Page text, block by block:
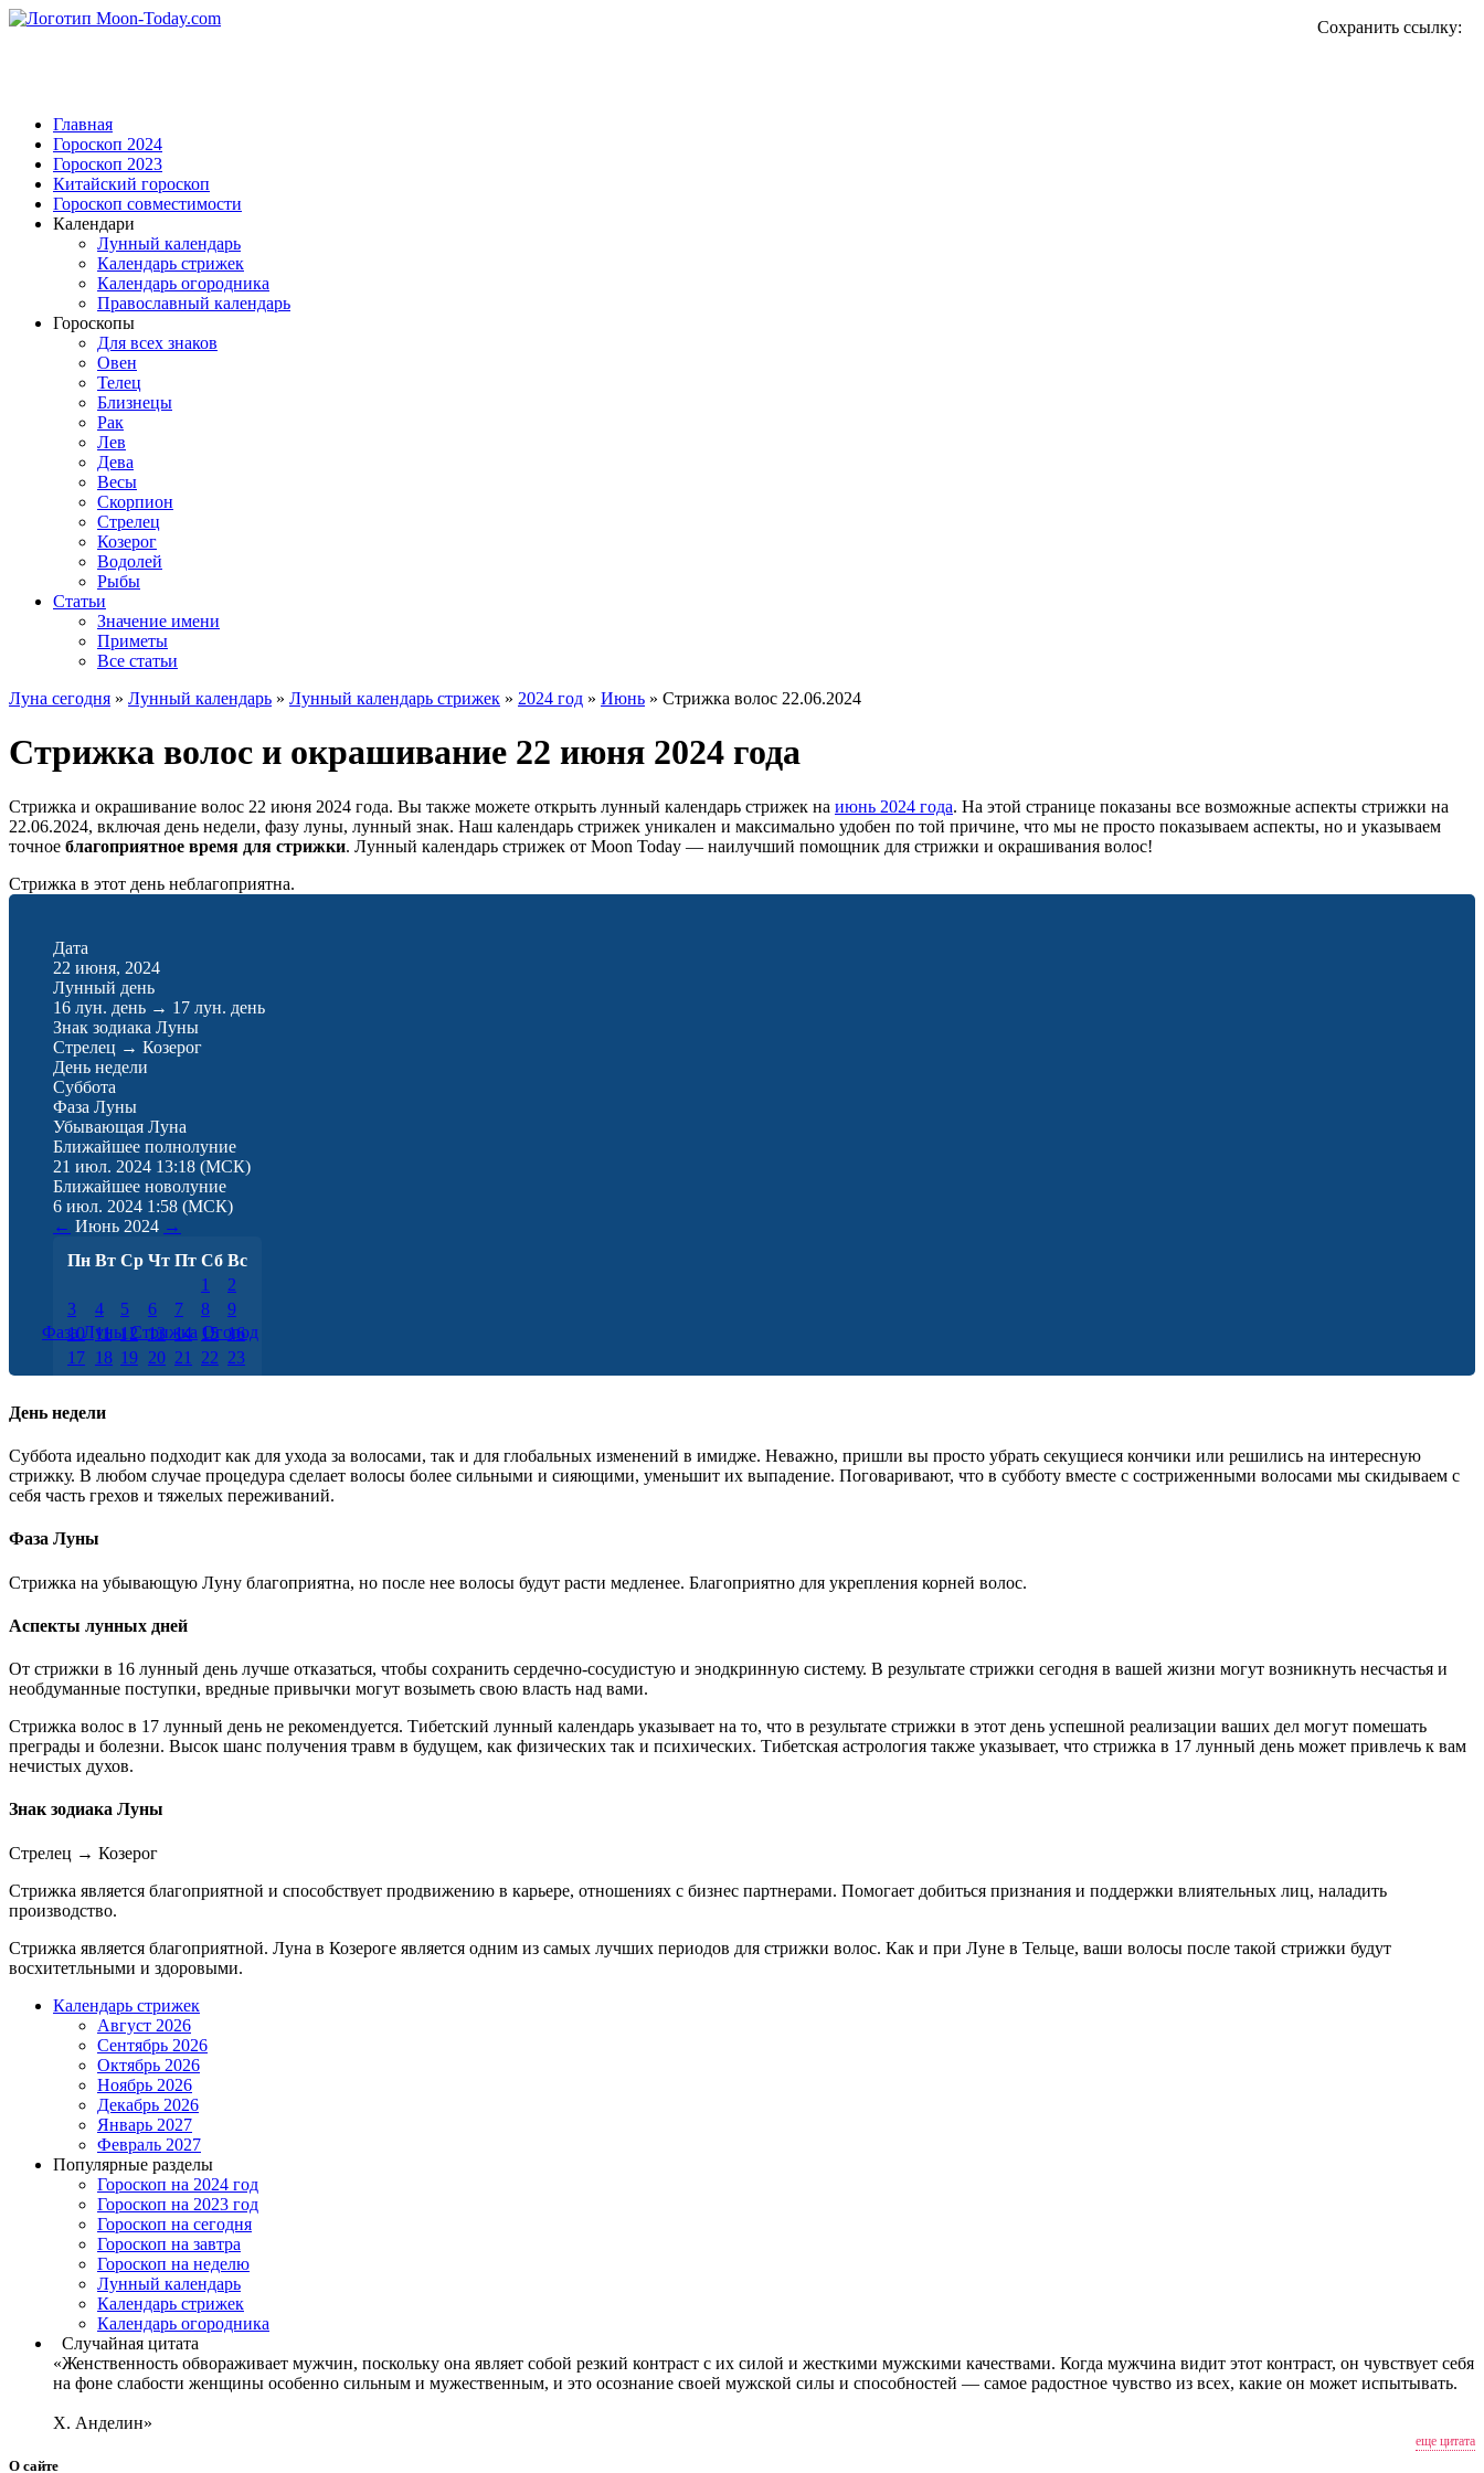
Сохранить ссылку:
Главная
Гороскоп 2024
Гороскоп 2023
Китайский гороскоп
Гороскоп совместимости
Календари
Лунный календарь
Календарь стрижек
Календарь огородника
Православный календарь
Гороскопы
Для всех знаков
Овен
Телец
Близнецы
Рак
Лев
Дева
Весы
Скорпион
Стрелец
Козерог
Водолей
Рыбы
Статьи
Значение имени
Приметы
Все статьи
Луна сегодня » Лунный календарь » Лунный календарь стрижек » 2024 год » Июнь » Стрижка волос 22.06.2024
Стрижка волос и окрашивание 22 июня 2024 года
Стрижка и окрашивание волос 22 июня 2024 года. Вы также можете открыть лунный календарь стрижек на июнь 2024 года. На этой странице показаны все возможные аспекты стрижки на
22.06.2024, включая день недели, фазу луны, лунный знак. Наш календарь стрижек уникален и максимально удобен по той причине, что мы не просто показываем аспекты, но и указываем
точное благоприятное время для стрижки. Лунный календарь стрижек от Moon Today — наилучший помощник для стрижки и окрашивания волос!
Стрижка в этот день неблагоприятна.
Дата
22 июня, 2024
Лунный день
16 лун. день → 17 лун. день
Знак зодиака Луны
Стрелец → Козерог
День недели
Суббота
Фаза Луны
Убывающая Луна
Ближайшее полнолуние
21 июл. 2024 13:18 (МСК)
Ближайшее новолуние
6 июл. 2024 1:58 (МСК)
← Июнь 2024 →
Пн Вт Ср Чт Пт Сб Вс
1
2
3
4 5 6 7 8
9
10 11 12 13 14 15 16
17 18 19 20 21 22 23
24 25 26 27 28 29
30
Фаза Луны Стрижка Огород
День недели
Суббота идеально подходит как для ухода за волосами, так и для глобальных изменений в имидже. Неважно, пришли вы просто убрать секущиеся кончики или решились на интересную
стрижку. В любом случае процедура сделает волосы более сильными и сияющими, уменьшит их выпадение. Поговаривают, что в субботу вместе с состриженными волосами мы скидываем с
себя часть грехов и тяжелых переживаний.
Фаза Луны
Стрижка на убывающую Луну благоприятна, но после нее волосы будут расти медленее. Благоприятно для укрепления корней волос.
Аспекты лунных дней
От стрижки в 16 лунный день лучше отказаться, чтобы сохранить сердечно-сосудистую и энодкринную систему. В результате стрижки сегодня в вашей жизни могут возникнуть несчастья и
необдуманные поступки, вредные привычки могут возыметь свою власть над вами.
Стрижка волос в 17 лунный день не рекомендуется. Тибетский лунный календарь указывает на то, что в результате стрижки в этот день успешной реализации ваших дел могут помешать
преграды и болезни. Высок шанс получения травм в будущем, как физических так и психических. Тибетская астрология также указывает, что стрижка в 17 лунный день может привлечь к вам
нечистых духов.
Знак зодиака Луны
Стрелец → Козерог
Стрижка является благоприятной и способствует продвижению в карьере, отношениях с бизнес партнерами. Помогает добиться признания и поддержки влиятельных лиц, наладить
производство.
Стрижка является благоприятной. Луна в Козероге является одним из самых лучших периодов для стрижки волос. Как и при Луне в Тельце, ваши волосы после такой стрижки будут
восхитетльными и здоровыми.
Календарь стрижек
Август 2026
Сентябрь 2026
Октябрь 2026
Ноябрь 2026
Декабрь 2026
Январь 2027
Февраль 2027
Популярные разделы
Гороскоп на 2024 год
Гороскоп на 2023 год
Гороскоп на сегодня
Гороскоп на завтра
Гороскоп на неделю
Лунный календарь
Календарь стрижек
Календарь огородника
Случайная цитата
«Женственность обвораживает мужчин, поскольку она являет собой резкий контраст с их силой и жесткими мужскими качествами. Когда мужчина видит этот контраст, он чувствует себя
на фоне слабости женщины особенно сильным и мужественным, и это осознание своей мужской силы и способностей — самое радостное чувство из всех, какие он может испытывать.
Х. Анделин»
еще цитата
О сайте